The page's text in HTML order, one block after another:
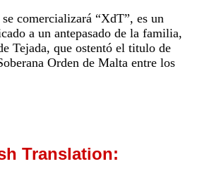
comercializará “XdT”, es un
a un antepasado de la familia,
Tejada, que ostentó el titulo de
Orden de Malta entre los
Translation: